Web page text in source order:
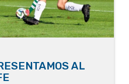
AL